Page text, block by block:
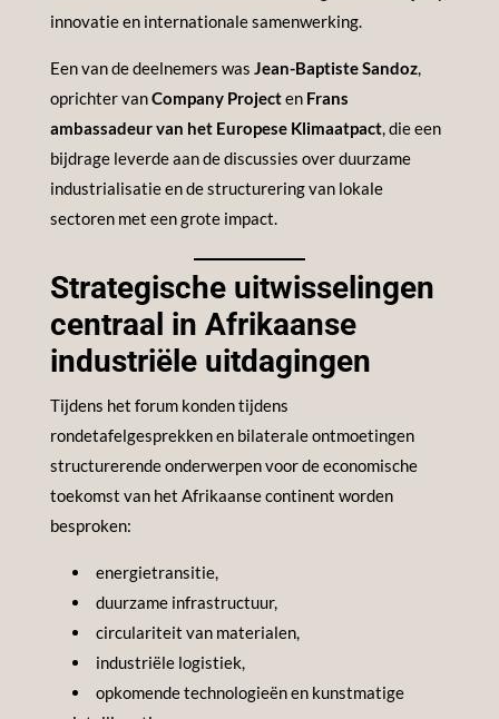
innovatie en internationale samenwerking.
Een van de deelnemers was Jean-Baptiste Sandoz,
oprichter vanCompany Projecten Frans
ambassadeur van het Europese Klimaatpact, die een
bijdrage leverde aan de discussies over duurzame
industrialisatie en de structurering van lokale
sectoren met een grote impact.
Strategische uitwisselingen
centraal in Afrikaanse
industriële uitdagingen
Tijdens het forum konden tijdens
rondetafelgesprekken en bilaterale ontmoetingen
structurerende onderwerpen voor de economische
toekomst van het Afrikaanse continent worden
besproken:
energietransitie,
duurzame infrastructuur,
circulariteit van materialen,
industriële logistiek,
opkomende technologieën en kunstmatige